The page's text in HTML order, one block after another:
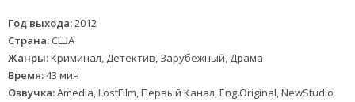
Год выхода:2012
Страна: США
Жанры:Криминал, Детектив, Зарубежный, Драма
Время:43 мин
Озвучка:Amedia, LostFilm, Первый Канал, Eng.Original, NewStudio